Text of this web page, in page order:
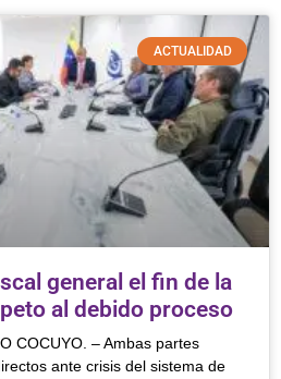
ACTUALIDAD
general el fin de la
al debido proceso
COCUYO. – Ambas partes
ante crisis del sistema de